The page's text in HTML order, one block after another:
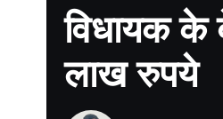
विधायक के
लाख रुपये